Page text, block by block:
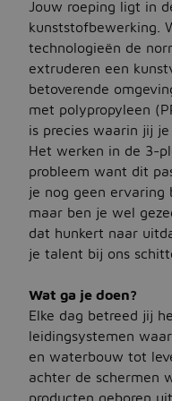
Jouw roeping ligt in
kunststofbewerking.
technologieën de
extruderen een
betoverende
met polypropyleen
is precies waarin jij
Het werken in de 3-
probleem want dit
je nog geen ervaring
maar ben je wel
dat hunkert naar
je talent bij ons
Wat ga je doen?
Elke dag betreed jij
leidingsystemen
en waterbouw tot
achter de schermen
producten geboren
Jobbird
Kies een andere regio
Jobs Deutschland
Jobs United Kingdom
Help
Jobs at Jobbird.com
Algemene voorwaarden